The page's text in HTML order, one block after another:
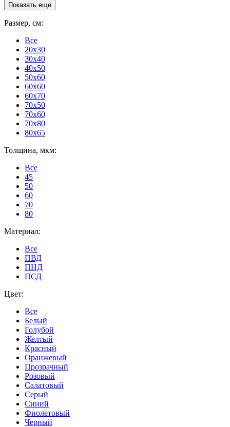
Показать ещё
Размер, см:
Все
20x30
30x40
40x50
50x60
60x60
60x70
70x50
70x60
70x80
80x65
Толщина, мкм:
Все
45
50
60
70
80
Материал:
Все
ПВД
ПНД
ПСД
Цвет:
Все
Белый
Голубой
Желтый
Красный
Оранжевый
Прозрачный
Розовый
Салатовый
Серый
Синий
Фиолетовый
Черный